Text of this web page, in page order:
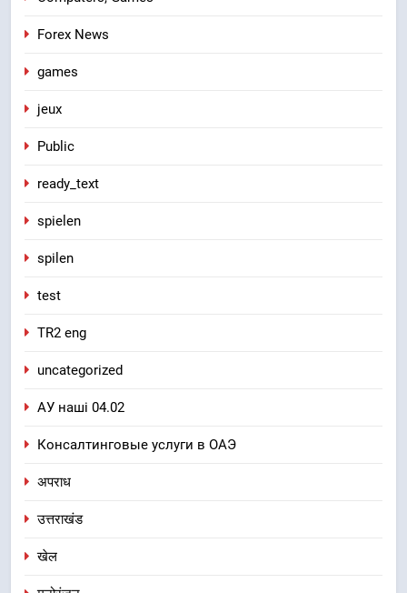
Forex News
games
jeux
Public
ready_text
spielen
spilen
test
TR2 eng
uncategorized
АУ наші 04.02
Консалтинговые услуги в ОАЭ
अपराध
उत्तराखंड
खेल